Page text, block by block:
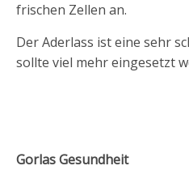
frischen Zellen an.
Der Aderlass ist eine sehr
sollte viel mehr eingesetzt
Gorlas Gesundheit